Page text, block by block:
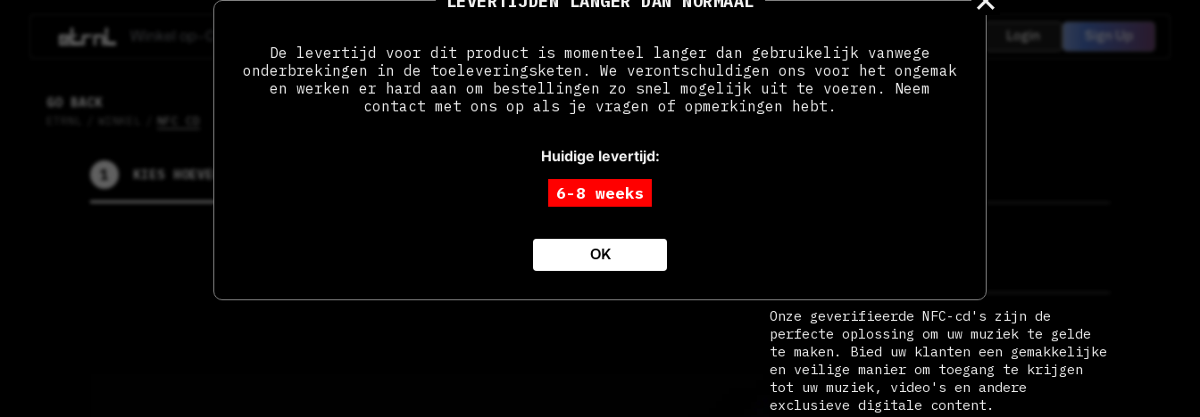
Login
GO BACK
NFC CD
1 KIES HOEVEEL
De levertijd voor dit product is momenteel langer dan gebruikelijk vanwege
onderbrekingen in de toeleveringsketen. We verontschuldigen ons voor het ongemak
en werken er hard aan om bestellingen zo snel mogelijk uit te voeren. Neem
contact met ons op als je vragen of opmerkingen hebt.
Huidige levertijd:
6-8 weeks
OK
Onze geverifieerde NFC-cd's zijn de
perfecte oplossing om uw muziek te gelde
te maken. Bied uw klanten een gemakkelijke
en veilige manier om toegang te krijgen
tot uw muziek, video's en andere
exclusieve digitale content.